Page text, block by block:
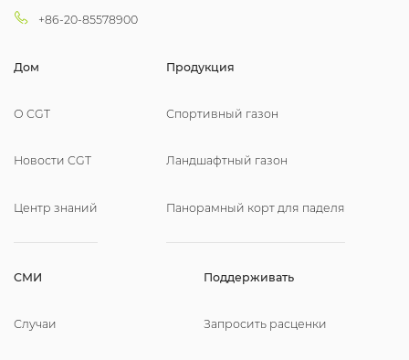
+86-20-85578900
Дом
О CGT
Новости CGT
Центр знаний
Продукция
Спортивный газон
Ландшафтный газон
Панорамный корт для паделя
СМИ
Случаи
Поддерживать
Запросить расценки